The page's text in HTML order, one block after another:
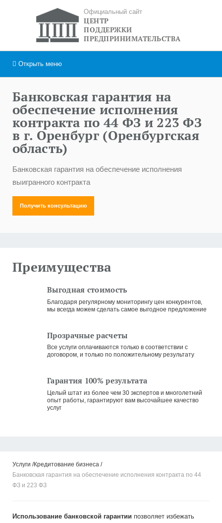
Официальный сайт
ЦЕНТР
ПОДДЕРЖКИ
ПРЕДПРИНИМАТЕЛЬСТВА
Открыть меню
Банковская гарантия на
обеспечение исполнения
контракта по 44 ФЗ и 223 ФЗ
в г. Оренбург (Оренбургская
область)
Банковская гарантия на обеспечение исполнения
выигранного контракта
Получить консультацию
Преимущества
Выгодная стоимость
Благодаря регулярному мониторингу цен конкурентов,
мы всегда можем сделать самое выгодное предложение
Прозрачные расчеты
Все услуги оплачиваются только в соответствии с
договором, и только по положительному результату
Гарантия 100% результата
Целый штат из более чем 30 экспертов и многолетний
опыт работы, гарантируют вам высочайшее качество
услуг
Услуги Кредитование бизнеса
Банковская гарантия на обеспечение исполнения контракта по 44
ФЗ и 223 ФЗ
Использование банковской гарантии позволяет избежать